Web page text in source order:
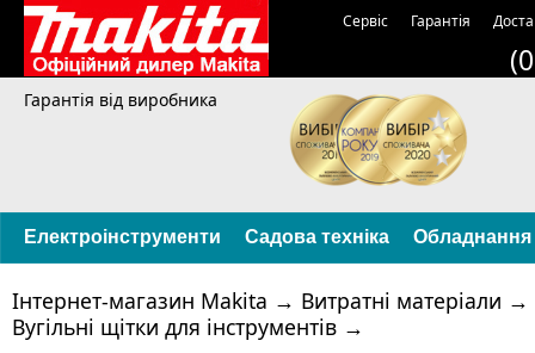
Сервіс Гарантія
Гарантія від виробника
Електроінструменти Садова техніка Обладнання
Інтернет-магазин Makita → Витратні матеріали →
Вугільні щітки для інструментів →